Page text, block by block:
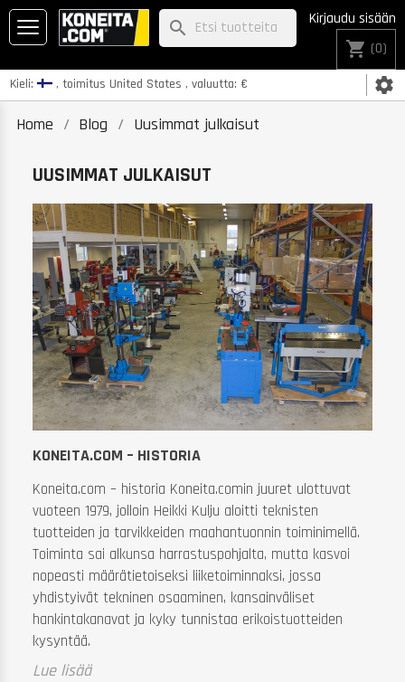
Kieli: , toimitus United States , valuutta: € settings
Kirjaudu sisään
shopping_cart (0)
search
Home Blog Uusimmat julkaisut
UUSIMMAT JULKAISUT
KONEITA.COM – HISTORIA
Koneita.com – historia Koneita.comin juuret ulottuvat
vuoteen 1979, jolloin Heikki Kulju aloitti teknisten
tuotteiden ja tarvikkeiden maahantuonnin toiminimellä.
Toiminta sai alkunsa harrastuspohjalta, mutta kasvoi
nopeasti määrätietoiseksi liiketoiminnaksi, jossa
yhdistyivät tekninen osaaminen, kansainväliset
hankintakanavat ja kyky tunnistaa erikoistuotteiden
kysyntää.
Lue lisää